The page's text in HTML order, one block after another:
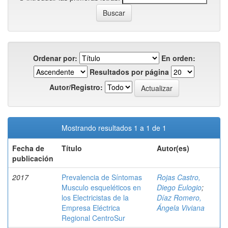
Ordenar por:
En orden:
Resultados por página
Autor/Registro:
Mostrando resultados 1 a 1 de 1
Fecha de
publicación
Título Autor(es)
2017
Prevalencia de Síntomas
Musculo esqueléticos en
los Electricistas de la
Empresa Eléctrica
Regional CentroSur
Rojas Castro,
Diego Eulogio;
Díaz Romero,
Ángela Viviana